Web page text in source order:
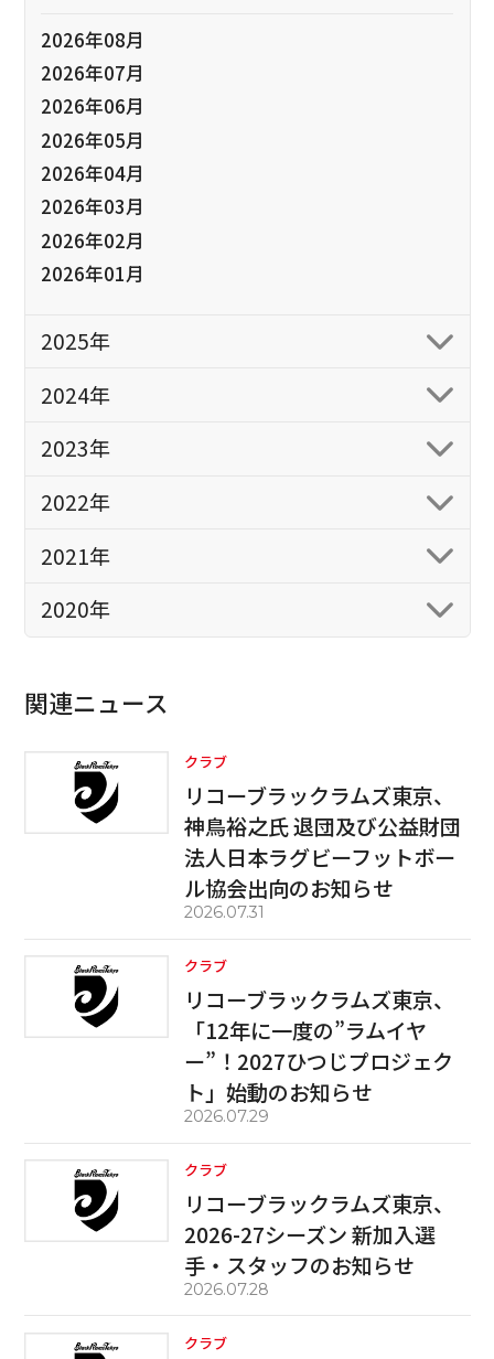
2026年08月
2026年07月
2026年06月
2026年05月
2026年04月
2026年03月
2026年02月
2026年01月
2025年
2024年
2023年
2022年
2021年
2020年
関連ニュース
クラブ
リコーブラックラムズ東京、
神鳥裕之氏 退団及び公益財団
法人日本ラグビーフットボー
ル協会出向のお知らせ
2026.07.31
クラブ
リコーブラックラムズ東京、
「12年に一度の”ラムイヤ
ー”！2027ひつじプロジェク
ト」始動のお知らせ
2026.07.29
クラブ
リコーブラックラムズ東京、
2026-27シーズン 新加入選
手・スタッフのお知らせ
2026.07.28
クラブ